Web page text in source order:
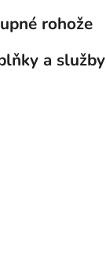
rohože
a služby